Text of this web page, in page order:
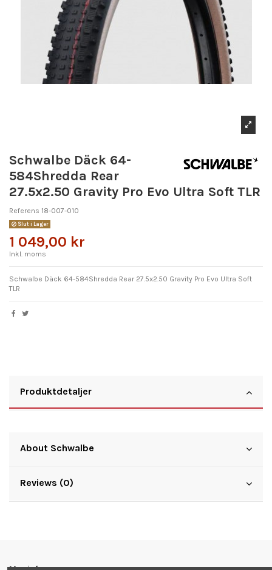
Schwalbe Däck 64-
584Shredda Rear
27.5x2.50 Gravity Pro Evo Ultra Soft TLR
Referens 18-007-010
Slut i Lager
1 049,00 kr
Inkl. moms
Schwalbe Däck 64-584Shredda Rear 27.5x2.50 Gravity Pro Evo Ultra Soft
TLR
Produktdetaljer
About Schwalbe
Reviews (0)